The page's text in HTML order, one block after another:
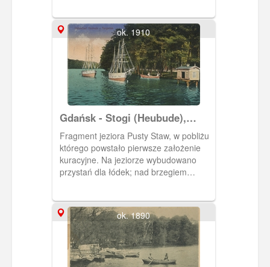
przełomie XIX i XX w. Przy
przeciwległym brzegu przystań dla
łódek, którymi kuracjusze odbywają
wycieczki po jeziorze.
ok. 1910
Gdańsk - Stogi (Heubude),
jezioro Pusty Staw (Heidsee)
Fragment jeziora Pusty Staw, w pobliżu
którego powstało pierwsze założenie
kuracyjne. Na jeziorze wybudowano
przystań dla łódek; nad brzegiem
ok. 1890